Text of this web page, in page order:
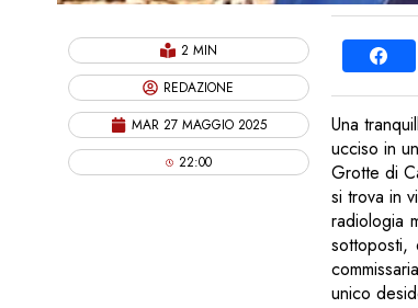
2 MIN
REDAZIONE
MAR 27 MAGGIO 2025
22:00
Una
ucciso in
Grotte di
si trova in
radiologia
sottoposti,
unico